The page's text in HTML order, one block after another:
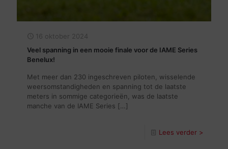
16 oktober 2024
Veel spanning in een mooie finale voor de IAME Series
Benelux!
Met meer dan 230 ingeschreven piloten, wisselende
weersomstandigheden en spanning tot de laatste
meters in sommige categorieën, was de laatste
manche van de IAME Series […]
Lees verder >